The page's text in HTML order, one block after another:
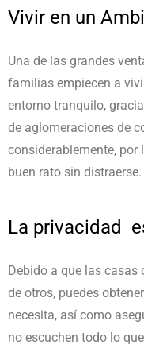
Vivir en un
Una de las grandes
familias empiecen a
entorno tranquilo,
de aglomeraciones de
considerablemente, por
buen rato sin distraerse.
La privacidad
Debido a que las
de otros, puedes
necesita, así como
no escuchen todo lo